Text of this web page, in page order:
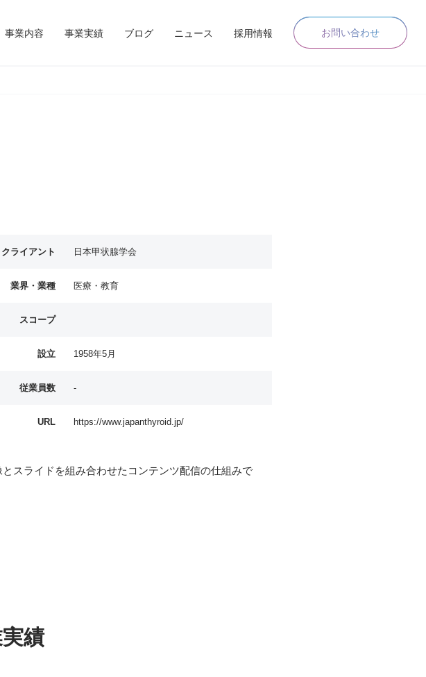
事業内容 事業実績 ブログ ニュース 採用情報 お問い合わせ
クライアント 日本甲状腺学会
業界・業種 医療・教育
スコープ
設立 1958年5月
従業員数 -
URL https://www.japanthyroid.jp/
スライドを組み合わせたコンテンツ配信の仕組みで
績